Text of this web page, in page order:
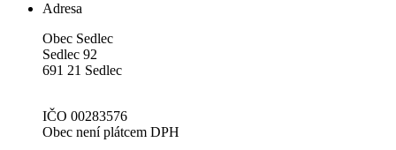
Adresa
Obec Sedlec
Sedlec 92
691 21 Sedlec
IČO 00283576
Obec není plátcem DPH